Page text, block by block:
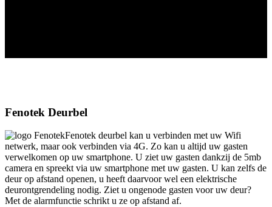
Fenotek Deurbel
Fenotek deurbel kan u verbinden met uw Wifi
netwerk, maar ook verbinden via 4G. Zo kan u altijd uw gasten
verwelkomen op uw smartphone. U ziet uw gasten dankzij de 5mb
camera en spreekt via uw smartphone met uw gasten. U kan zelfs de
deur op afstand openen, u heeft daarvoor wel een elektrische
deurontgrendeling nodig. Ziet u ongenode gasten voor uw deur?
Met de alarmfunctie schrikt u ze op afstand af.